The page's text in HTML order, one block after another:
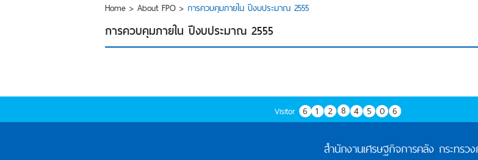
Home > About FPO > การควบคุมภายใน ปีงบประมาณ 2555
การควบคุมภายใน ปีงบประมาณ 2555
Visitor
สำนักงานเศรษฐกิจการคลัง กระทรว